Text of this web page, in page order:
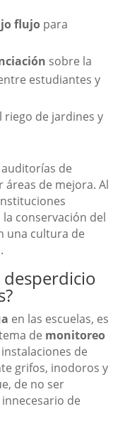
flujo para
sobre la
estudiantes y
riego de jardines y
de
de mejora. Al
conservación del
una cultura de
en las escuelas, es
de monitoreo
de
grifos, inodoros y
de no ser
de